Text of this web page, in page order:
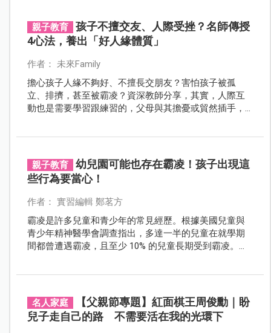
親子教育
孩子不擅交友、人際受挫？名師傳授
4心法，養出「好人緣體質」
作者： 未來Family
擔心孩子人緣不夠好、不擅長交朋友？害怕孩子被孤
立、排擠，甚至被霸凌？資深教師分享，其實，人際互
動也是需要學習跟練習的，父母與其擔憂或貿然插手，
親子教育
幼兒園可能也存在霸凌！孩子出現這
些行為要當心！
作者： 實習編輯 鄭茗方
霸凌是許多兒童和青少年的常見經歷。根據美國兒童與
青少年精神醫學會調查指出，多達一半的兒童在就學期
間都曾遭遇霸凌，且至少 10% 的兒童長期受到霸凌。但
名人家庭
【父親節專題】紅面棋王周俊勳｜盼
兒子走自己的路 不需要活在我的光環下